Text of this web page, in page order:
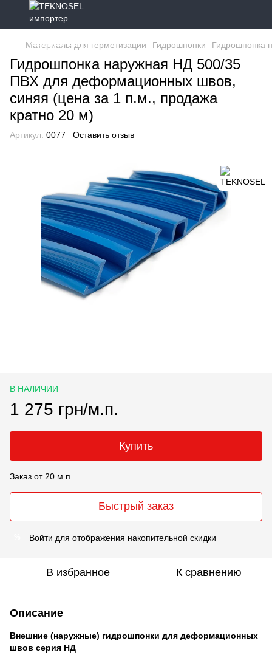
Материалы для герметизации Гидрошпонки Гидрошпонка
Гидрошпонка наружная НД 500/35
ПВХ для деформационных швов,
синяя (цена за 1 п.м., продажа
кратно 20 м)
Артикул: 0077 Оставить отзыв
В НАЛИЧИИ
1 275 грн/м.п.
Купить
Заказ от 20 м.п.
Быстрый заказ
Войти для отображения накопительной скидки
В избранное К сравнению
Описание
Внешние (наружные) гидрошпонки для деформационных
швов серия HД